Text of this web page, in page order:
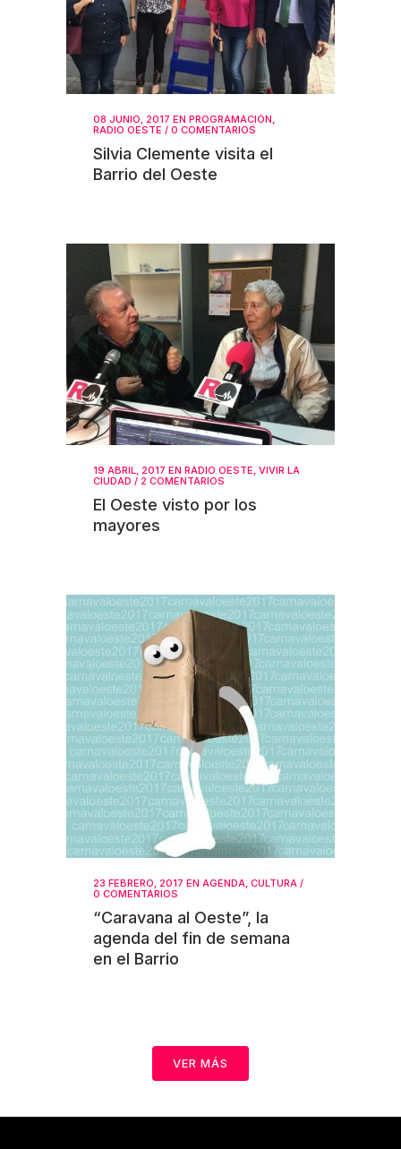
08 JUNIO, 2017 EN PROGRAMACIÓN,
RADIO OESTE / 0 COMENTARIOS
Silvia Clemente visita el
Barrio del Oeste
19 ABRIL, 2017 EN RADIO OESTE, VIVIR LA
CIUDAD / 2 COMENTARIOS
El Oeste visto por los
mayores
23 FEBRERO, 2017 EN AGENDA, CULTURA /
0 COMENTARIOS
“Caravana al Oeste”, la
agenda del fin de semana
en el Barrio
VER MÁS